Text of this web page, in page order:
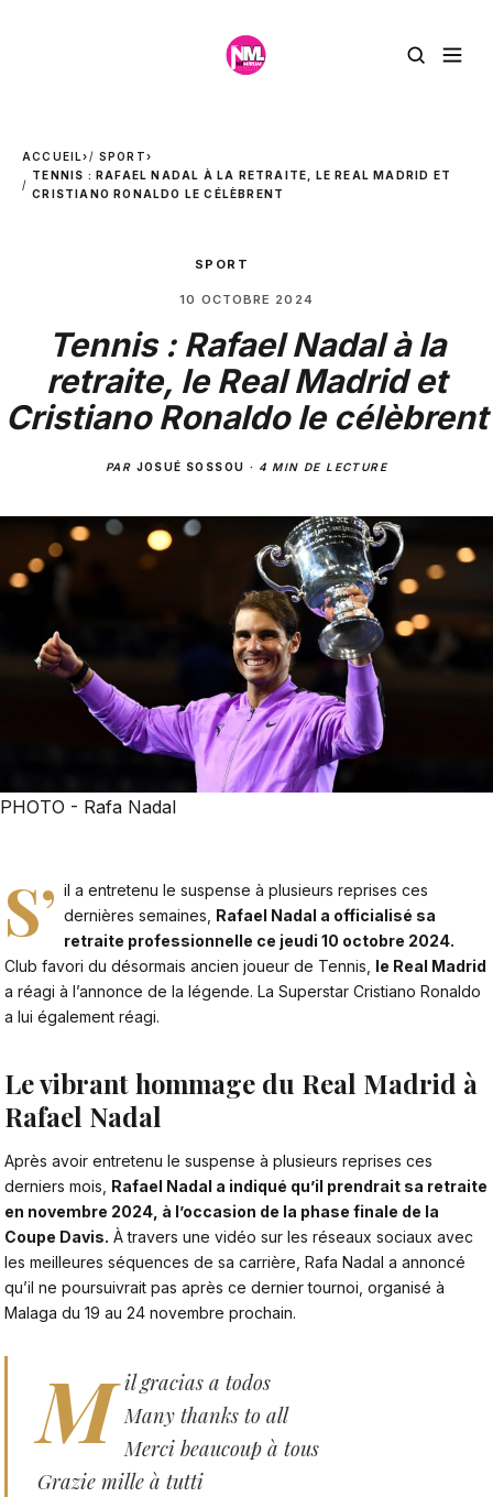
ACCUEIL› SPORT›
TENNIS : RAFAEL NADAL À LA RETRAITE, LE REAL MADRID ET
CRISTIANO RONALDO LE CÉLÈBRENT
SPORT
10 OCTOBRE 2024
Tennis : Rafael Nadal à la
retraite, le Real Madrid et
Cristiano Ronaldo le célèbrent
PAR JOSUÉ SOSSOU · 4 MIN DE LECTURE
PHOTO - Rafa Nadal
S’ il a entretenu le suspense à plusieurs reprises ces
dernières semaines, Rafael Nadal a officialisé sa
retraite professionnelle ce jeudi 10 octobre 2024.
Club favori du désormais ancien joueur de Tennis, le Real Madrid
a réagi à l’annonce de la légende. La Superstar Cristiano Ronaldo
a lui également réagi.
Le vibrant hommage du Real Madrid à
Rafael Nadal
Après avoir entretenu le suspense à plusieurs reprises ces
derniers mois, Rafael Nadal a indiqué qu’il prendrait sa retraite
en novembre 2024, à l’occasion de la phase finale de la
Coupe Davis. À travers une vidéo sur les réseaux sociaux avec
les meilleures séquences de sa carrière, Rafa Nadal a annoncé
qu’il ne poursuivrait pas après ce dernier tournoi, organisé à
Malaga du 19 au 24 novembre prochain.
M il gracias a todos
Many thanks to all
Merci beaucoup à tous
Grazie mille à tutti